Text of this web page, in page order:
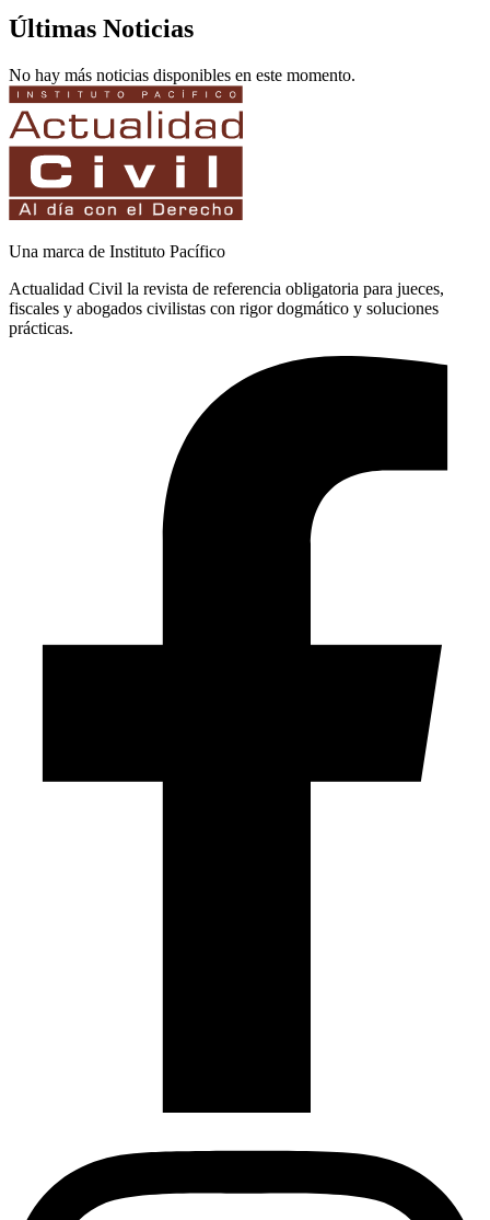
Últimas Noticias
No hay más noticias disponibles en este momento.
Una marca de Instituto Pacífico
Actualidad Civil la revista de referencia obligatoria para jueces,
fiscales y abogados civilistas con rigor dogmático y soluciones
prácticas.